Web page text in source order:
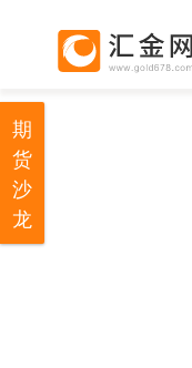
期
货
沙
龙